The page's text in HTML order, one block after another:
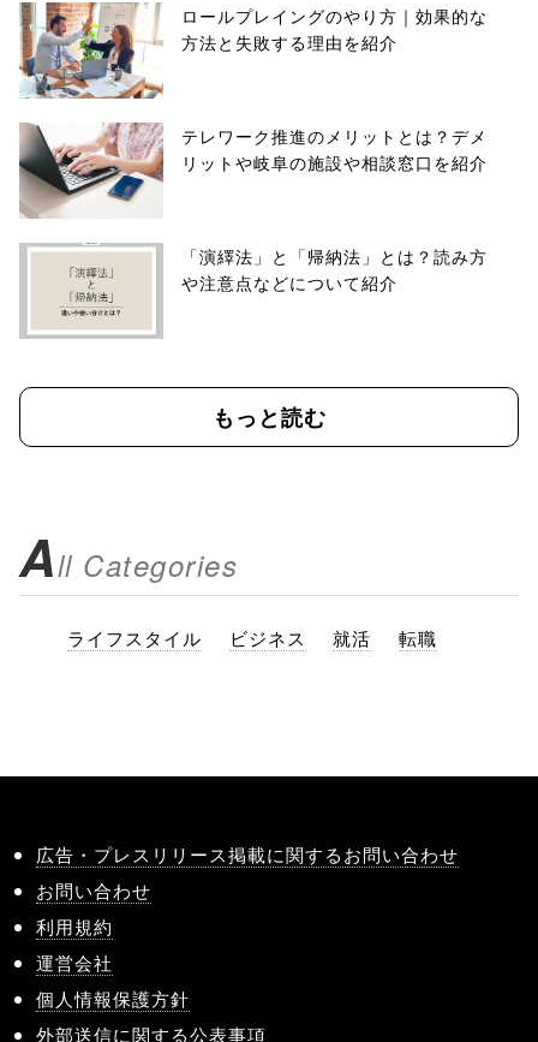
ロールプレイングのやり方｜効果的な
方法と失敗する理由を紹介
テレワーク推進のメリットとは？デメ
リットや岐阜の施設や相談窓口を紹介
「演繹法」と「帰納法」とは？読み方
や注意点などについて紹介
もっと読む
All Categories
ライフスタイル ビジネス 就活 転職
広告・プレスリリース掲載に関するお問い合わせ
お問い合わせ
利用規約
運営会社
個人情報保護方針
外部送信に関する公表事項